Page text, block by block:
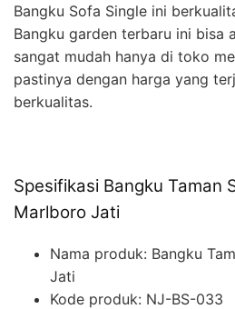
Bangku Sofa Single ini
Bangku garden terbaru ini bisa
sangat mudah hanya di toko
pastinya dengan harga yang
berkualitas.
Spesifikasi Bangku Taman
Marlboro Jati
Nama produk: Bangku
Jati
Kode produk: NJ-BS-033